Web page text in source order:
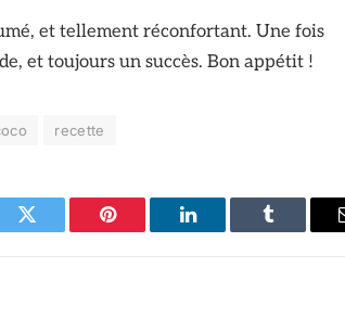
et tellement réconfortant. Une fois
et toujours un succès. Bon appétit !
recette
Twitter Pinterest LinkedIn Tumblr